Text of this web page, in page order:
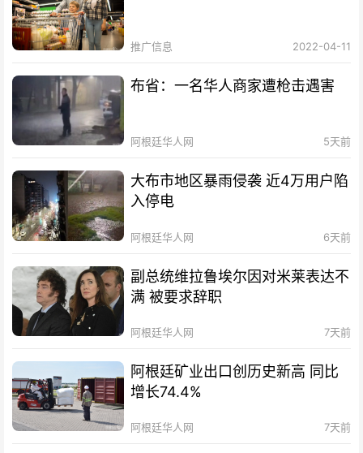
推广信息 2022-04-11
布省：一名华人商家遭枪击遇害
阿根廷华人网 5天前
大布市地区暴雨侵袭 近4万用户陷
入停电
阿根廷华人网 6天前
副总统维拉鲁埃尔因对米莱表达不
满 被要求辞职
阿根廷华人网 7天前
阿根廷矿业出口创历史新高 同比
增长74.4%
阿根廷华人网 7天前